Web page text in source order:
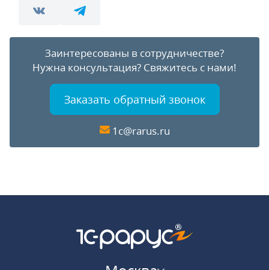
Заинтересованы в сотрудничестве?
Нужна консультация? Свяжитесь с нами!
Заказать обратный звонок
1c@rarus.ru